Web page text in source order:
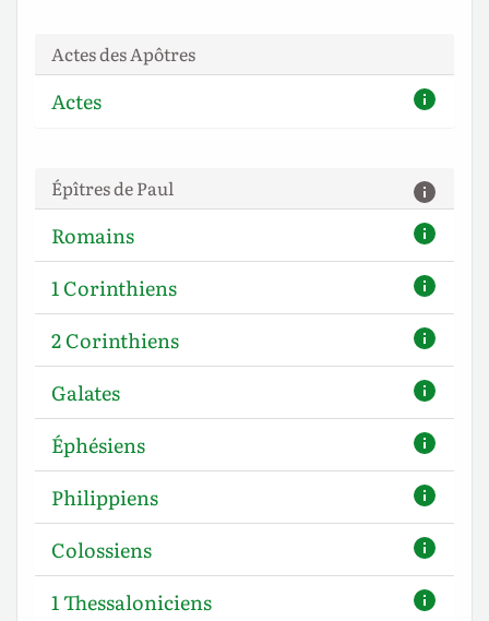
Actes des Apôtres
Actes
Épîtres de Paul
Romains
1 Corinthiens
2 Corinthiens
Galates
Éphésiens
Philippiens
Colossiens
1 Thessaloniciens